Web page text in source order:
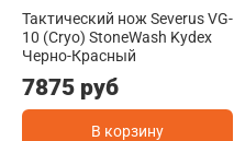
Тактический нож Severus VG-
10 (Cryo) StoneWash Kydex
Черно-Красный
7875 руб
В корзину